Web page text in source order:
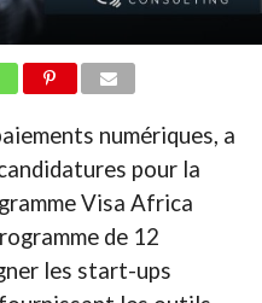
numériques, a
pour la
Visa Africa
de 12
les start-ups